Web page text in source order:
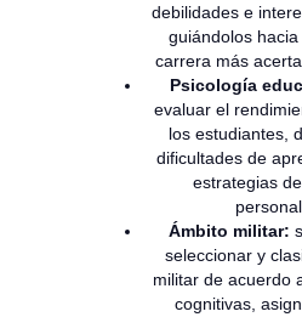
debilidades e
guiándolos hacia
carrera más
Psicología
evaluar el
los estudiantes,
dificultades de
estrategias de
Ámbito militar:
seleccionar y
militar de acuerdo
cognitivas,